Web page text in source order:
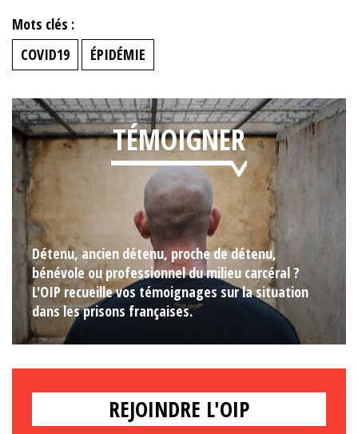
Mots clés :
COVID19
ÉPIDÉMIE
TÉMOIGNER
Détenu, ancien détenu, proche de détenu,
bénévole ou professionnel du milieu carcéral ?
L'OIP recueille vos témoignages sur la situation
dans les prisons françaises.
REJOINDRE L'OIP